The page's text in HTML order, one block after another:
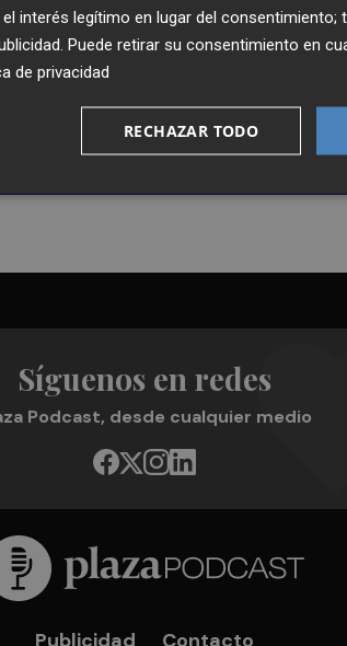
toda la actualidad de
Podcast en tu correo
Síguenos en redes
Podcast, desde cualquier medio
Publicidad Contacto
interés legítimo en lugar del consentimiento;
. Puede retirar su consentimiento en
de privacidad
RECHAZAR TODO